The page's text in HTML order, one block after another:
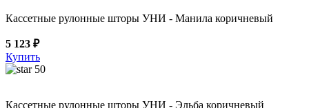
Кассетные рулонные шторы УНИ - Манила коричневый
5 123 ₽
Купить
50
Кассетные рулонные шторы УНИ - Эльба коричневый